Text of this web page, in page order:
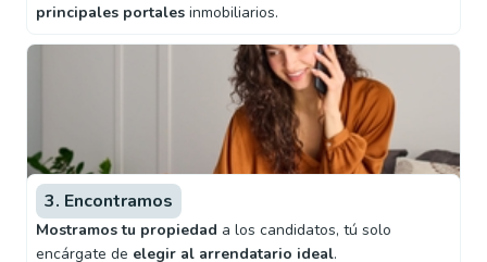
principales portales inmobiliarios.
3. Encontramos
Mostramos tu propiedad a los candidatos, tú solo
encárgate de elegir al arrendatario ideal.